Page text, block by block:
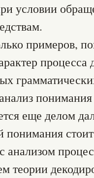
условии
примеров,
процесса
еще делом
понимания
анализом
теории